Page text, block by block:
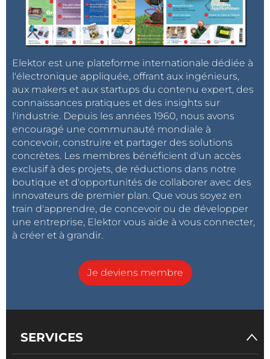
Elektor est une plateforme internationale dédiée à
l'électronique appliquée, offrant aux ingénieurs,
aux makers et aux startups du contenu expert, des
connaissances pratiques et des insights sur
l'industrie. Depuis les années 1960, nous avons
encouragé une communauté mondiale à
concevoir, construire et partager des solutions
concrètes. Les membres bénéficient d'un accès
exclusif à des projets, de réductions dans notre
boutique et d'opportunités de collaborer avec des
innovateurs de premier plan. Que vous soyez en
train d'apprendre, de concevoir ou de développer
une entreprise, Elektor vous aide à vous connecter,
à créer et à grandir.
Je deviens membre
SERVICES